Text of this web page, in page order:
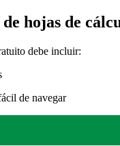
hojas de
debe incluir:
de navegar